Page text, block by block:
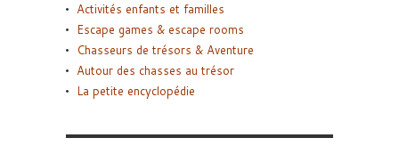
Activités enfants et familles
Escape games & escape rooms
Chasseurs de trésors & Aventure
Autour des chasses au trésor
La petite encyclopédie